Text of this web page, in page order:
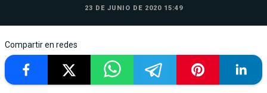
23 DE JUNIO DE 2020 15:49
Compartir en redes